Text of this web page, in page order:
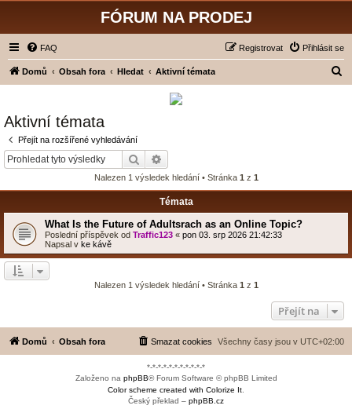
FÓRUM NA PRODEJ
FAQ Přihlásit se
Registrovat
Domů Obsah fora Hledat Aktivní témata
Aktivní témata
Přejít na rozšířené vyhledávání
Hledat
Nalezen 1 výsledek hledání • Stránka 1 z 1
Témata
What Is the Future of Adultsrach as an Online Topic?
Poslední příspěvek od Traffic123 « pon 03. srp 2026 21:42:33
Napsal v ke kávě
Nalezen 1 výsledek hledání • Stránka 1 z 1
Přejít na
Domů Obsah fora Všechny časy jsou v UTC+02:00
Smazat cookies
*-*-*-*-*-*-*-*-*-*-*
Založeno na phpBB® Forum Software © phpBB Limited
Color scheme created with Colorize It
Český překlad – phpBB.cz